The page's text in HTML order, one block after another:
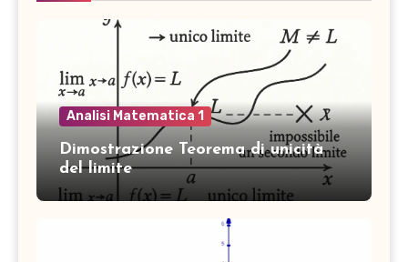
Analisi Matematica 1
Dimostrazione Teorema di unicità
del limite